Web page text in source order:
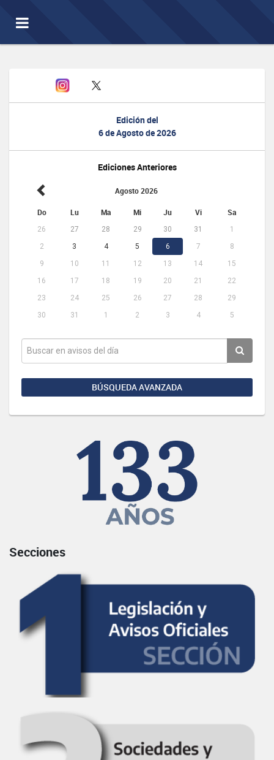
Toggle
navigation
Edición del
6 de Agosto de 2026
Ediciones Anteriores
Agosto 2026
Do Lu Ma Mi Ju Vi Sa
26 27 28 29 30 31
1
2
3 4 5 6 7
8
9
10 11 12 13 14
15
16
17 18 19 20 21
22
23
24 25 26 27 28
29
30
31 1 2 3 4 5
BÚSQUEDA AVANZADA
Secciones